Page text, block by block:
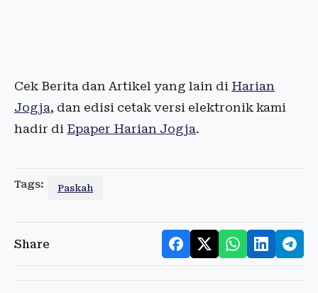
Cek Berita dan Artikel yang lain di Harian
Jogja, dan edisi cetak versi elektronik kami
hadir di Epaper Harian Jogja.
Tags: Paskah
Share